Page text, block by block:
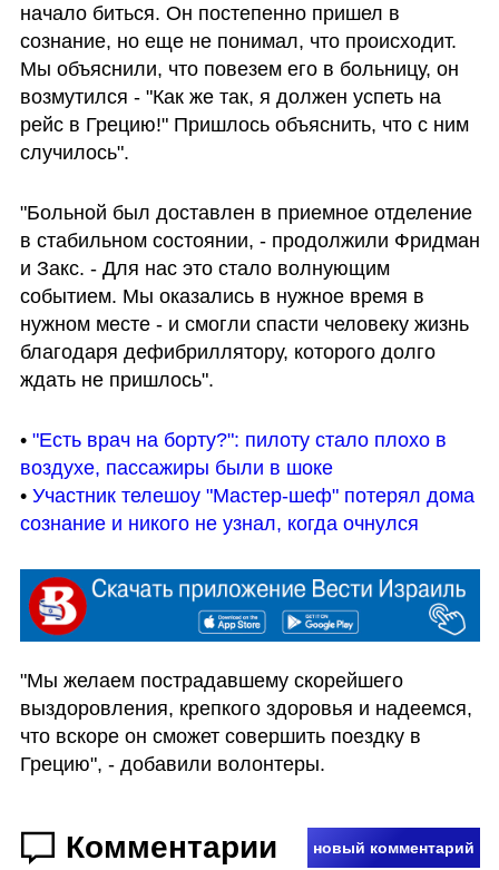
начало биться. Он постепенно пришел в
сознание, но еще не понимал, что происходит.
Мы объяснили, что повезем его в больницу, он
возмутился - "Как же так, я должен успеть на
рейс в Грецию!" Пришлось объяснить, что с ним
случилось".
"Больной был доставлен в приемное отделение
в стабильном состоянии, - продолжили Фридман
и Закс. - Для нас это стало волнующим
событием. Мы оказались в нужное время в
нужном месте - и смогли спасти человеку жизнь
благодаря дефибриллятору, которого долго
ждать не пришлось".
• "Есть врач на борту?": пилоту стало плохо в
воздухе, пассажиры были в шоке
• Участник телешоу "Мастер-шеф" потерял дома
сознание и никого не узнал, когда очнулся
"Мы желаем пострадавшему скорейшего
выздоровления, крепкого здоровья и надеемся,
что вскоре он сможет совершить поездку в
Грецию", - добавили волонтеры.
Комментарии новый комментарий